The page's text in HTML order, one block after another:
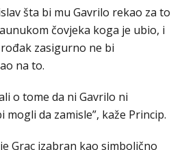
šta bi mu Gavrilo rekao za to
čovjeka koga je ubio, i
zasigurno ne bi
na to.
o tome da ni Gavrilo ni
mogli da zamisle”, kaže Princip.
Grac izabran kao simbolično